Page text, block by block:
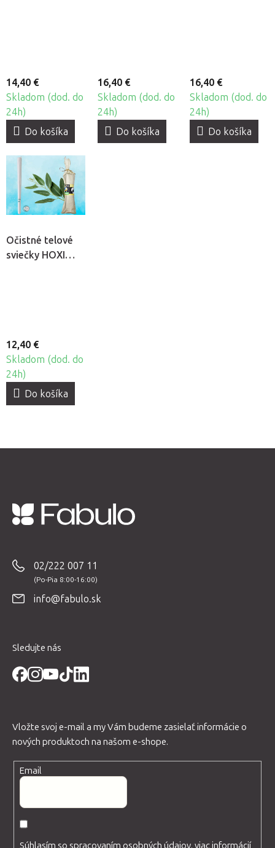
14,40 €
Skladom (dod. do
24h)
Do košíka
16,40 €
Skladom (dod. do
24h)
Do košíka
16,40 €
Skladom (dod. do
24h)
Do košíka
Očistné telové
sviečky HOXI
12,40 €
Skladom (dod. do
24h)
Do košíka
02/222 007 11
info@fabulo.sk
Sledujte nás
Vložte svoj e-mail a my Vám budeme zasielať informácie o
nových produktoch na našom e-shope.
Email
Súhlasím so spracovaním osobných údajov, viac informácií